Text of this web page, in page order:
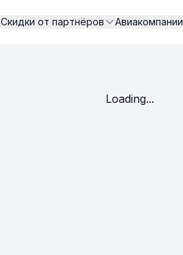
Скидки от партнёров Авиакомпании
Loading...